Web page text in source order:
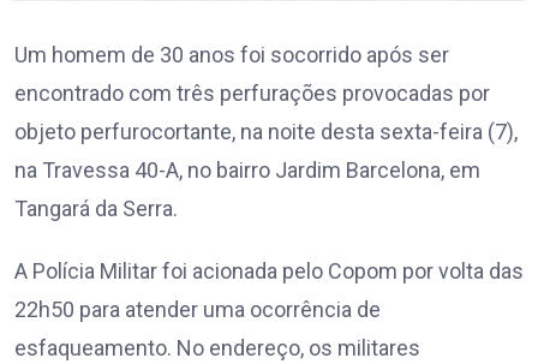
Um homem de 30 anos foi socorrido após ser
encontrado com três perfurações provocadas por
objeto perfurocortante, na noite desta sexta-feira (7),
na Travessa 40-A, no bairro Jardim Barcelona, em
Tangará da Serra.
A Polícia Militar foi acionada pelo Copom por volta das
22h50 para atender uma ocorrência de
esfaqueamento. No endereço, os militares